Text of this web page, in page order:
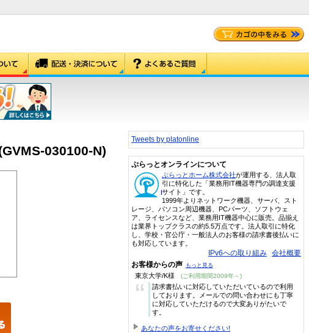
030100-N)
Tweets by platonline
ぷらっとオンラインについて
ぷらっとホーム株式会社が運用する、法人取
引に特化した「業務用IT機器専門の調達支援
サイト」です。
1999年よりネットワーク機器、サーバ、スト
レージ、パソコン周辺機器、PCパーツ、ソフトウェ
ア、ライセンスなど、業務用IT機器中心に販売。品揃え
は業界トップクラスの約5.5万点です。法人取引に特化
し、学校・官公庁・一般法人のお客様の請求書後払いに
も対応しています。
IPv6への取り組み 会社概要
お客様からの声 もっと見る
東京大学/K様 (ご利用期間2009年～)
“
請求書払いに対応していただいているので利用
しております。メールでの問い合わせにも丁寧
に対応していただけるので大変ありがたいで
す。
あなたの声をお寄せください!